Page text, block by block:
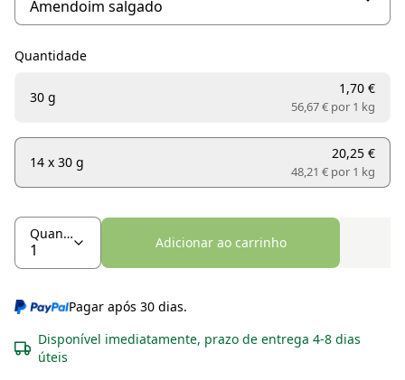
Quantidade
30 g
1,70 €
56,67 € por 1 kg
14 x 30 g
20,25 €
48,21 € por 1 kg
Quantidade
Adicionar ao carrinho
Pagar após 30 dias.
Disponível imediatamente, prazo de entrega 4-8 dias
úteis